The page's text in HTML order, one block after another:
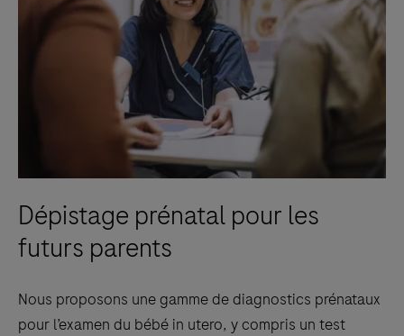
Dépistage prénatal pour les
futurs parents
Nous proposons une gamme de diagnostics prénataux
pour l’examen du bébé in utero, y compris un test